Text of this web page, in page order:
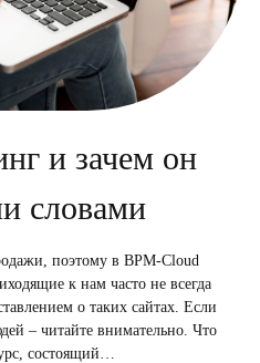
и зачем он
словами
поэтому в BPM-Cloud
к нам часто не всегда
о таких сайтах. Если
– читайте внимательно. Что
состоящий…